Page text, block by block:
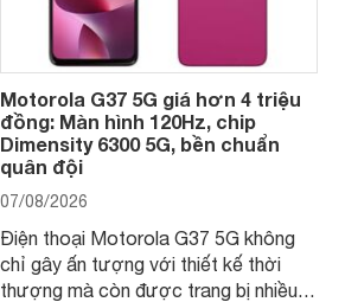
Motorola G37 5G giá hơn 4 triệu
đồng: Màn hình 120Hz, chip
Dimensity 6300 5G, bền chuẩn
quân đội
07/08/2026
Điện thoại Motorola G37 5G không
chỉ gây ấn tượng với thiết kế thời
thượng mà còn được trang bị nhiều